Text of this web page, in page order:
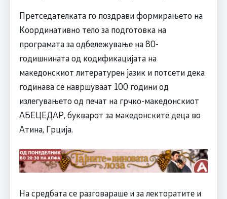
Претседателката го поздрави формирањето на
Координативно тело за подготовка на
програмата за одбележување на 80-
годишнината од кодификацијата на
македонскиот литературен јазик и потсети дека
годинава се навршуваат 100 години од
излегувањето од печат на грчко-македонскиот
АБЕЦЕДАР, букварот за македонските деца во
Атина, Грција.
На средбата се разговараше и за лекторатите и